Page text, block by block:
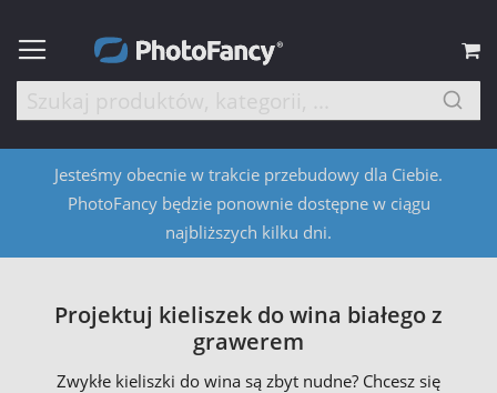
Jesteśmy obecnie w trakcie przebudowy dla Ciebie.
PhotoFancy będzie ponownie dostępne w ciągu
najbliższych kilku dni.
Projektuj kieliszek do wina białego z
grawerem
Zwykłe kieliszki do wina są zbyt nudne? Chcesz się